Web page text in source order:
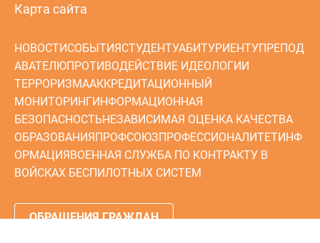
Карта сайта
НОВОСТИСОБЫТИЯСТУДЕНТУАБИТУРИЕНТУПРЕПОД
АВАТЕЛЮПРОТИВОДЕЙСТВИЕ ИДЕОЛОГИИ
ТЕРРОРИЗМААККРЕДИТАЦИОННЫЙ
МОНИТОРИНГИНФОРМАЦИОННАЯ
БЕЗОПАСНОСТЬНЕЗАВИСИМАЯ ОЦЕНКА КАЧЕСТВА
ОБРАЗОВАНИЯ ПРОФСОЮЗ ПРОФЕССИОНАЛИТЕТИНФ
ОРМАЦИЯ ВОЕННАЯ СЛУЖБА ПО КОНТРАКТУ В
ВОЙСКАХ БЕСПИЛОТНЫХ СИСТЕМ
ОБРАЩЕНИЯ ГРАЖДАН